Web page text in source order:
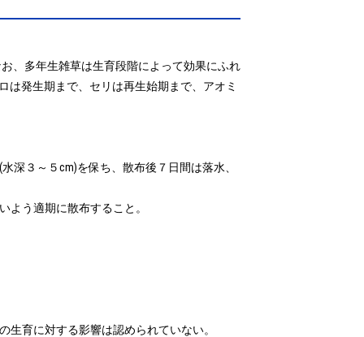
、多年生雑草は生育段階によって効果にふれ
発生期まで、セリは再生始期まで、アオミ
深３～５cm)を保ち、散布後７日間は落水、
よう適期に散布すること。
育に対する影響は認められていない。